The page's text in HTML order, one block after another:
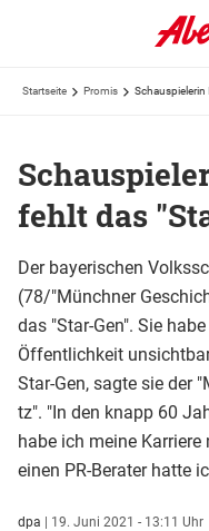
Startseite Promis Schauspielerin
fehlt das
Der bayerischen
(78/"Münchner
das "Star-Gen". Sie
Öffentlichkeit
Star-Gen, sagte sie der
tz". "In den knapp 60
habe ich meine
einen PR-Berater hatte
dpa | 19. Juni 2021 - 13:11 Uhr